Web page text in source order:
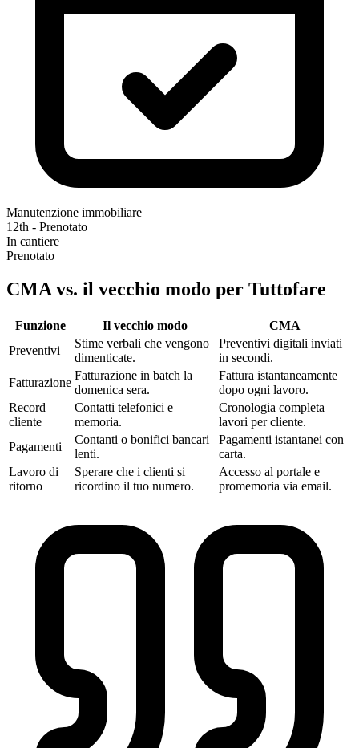
Manutenzione immobiliare
12th - Prenotato
In cantiere
Prenotato
CMA vs. il vecchio modo per Tuttofare
Funzione Il vecchio modo
CMA‎
Preventivi
Stime verbali che vengono
dimenticate.
Preventivi digitali inviati
in secondi.
Fatturazione
Fatturazione in batch la
domenica sera.
Fattura istantaneamente
dopo ogni lavoro.
Record
cliente
Contatti telefonici e
memoria.
Cronologia completa
lavori per cliente.
Pagamenti
Contanti o bonifici bancari
lenti.
Pagamenti istantanei con
carta.
Lavoro di
ritorno
Sperare che i clienti si
ricordino il tuo numero.
Accesso al portale e
promemoria via email.